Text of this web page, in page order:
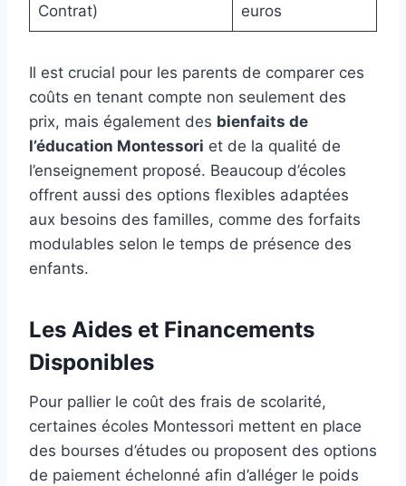
Contrat)
euros
Il est crucial pour les parents de comparer ces
coûts en tenant compte non seulement des
prix, mais également des bienfaits de
l’éducation Montessori et de la qualité de
l’enseignement proposé. Beaucoup d’écoles
offrent aussi des options flexibles adaptées
aux besoins des familles, comme des forfaits
modulables selon le temps de présence des
enfants.
Les Aides et Financements
Disponibles
Pour pallier le coût des frais de scolarité,
certaines écoles Montessori mettent en place
des bourses d’études ou proposent des options
de paiement échelonné afin d’alléger le poids